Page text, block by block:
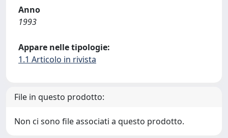
Anno
1993
Appare nelle tipologie:
1.1 Articolo in rivista
File in questo prodotto:
Non ci sono file associati a questo prodotto.